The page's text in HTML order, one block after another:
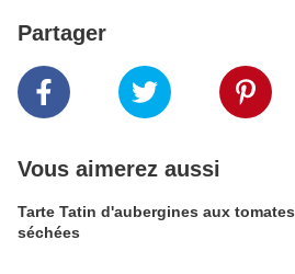
Partager
Vous aimerez aussi
Tarte Tatin d'aubergines aux tomates
séchées